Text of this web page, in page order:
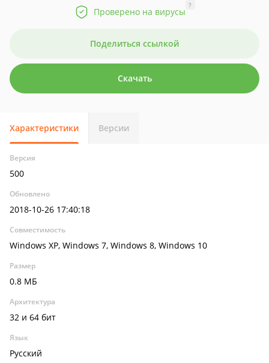
Проверено на вирусы
?
Поделиться ссылкой
Скачать
Характеристики Версии
Версия
500
Обновлено
2018-10-26 17:40:18
Совместимость
Windows XP, Windows 7, Windows 8, Windows 10
Размер
0.8 МБ
Архитектура
32 и 64 бит
Язык
Русский